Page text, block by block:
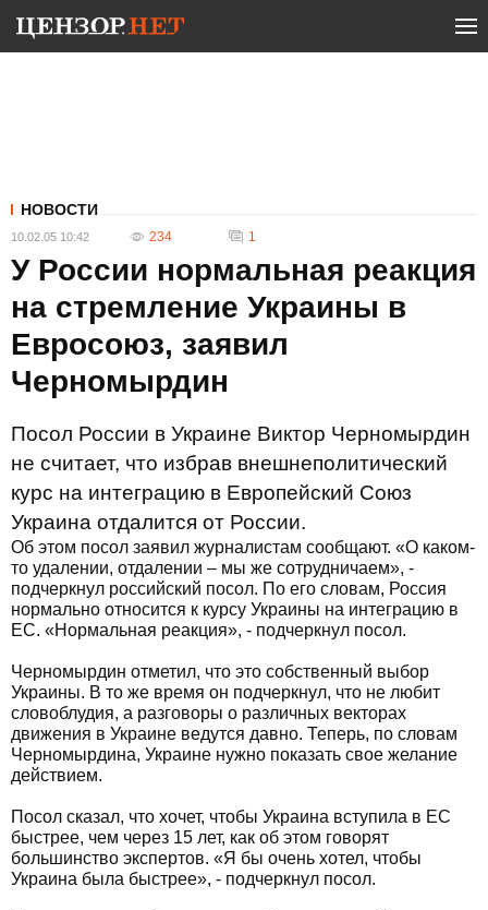
НОВОСТИ
10.02.05 10:42 234 1
У России нормальная реакция
на стремление Украины в
Евросоюз, заявил
Черномырдин
Посол России в Украине Виктор Черномырдин
не считает, что избрав внешнеполитический
курс на интеграцию в Европейский Союз
Украина отдалится от России.
Об этом посол заявил журналистам сообщают. «О каком-
то удалении, отдалении – мы же сотрудничаем», -
подчеркнул российский посол. По его словам, Россия
нормально относится к курсу Украины на интеграцию в
ЕС. «Нормальная реакция», - подчеркнул посол.
Черномырдин отметил, что это собственный выбор
Украины. В то же время он подчеркнул, что не любит
словоблудия, а разговоры о различных векторах
движения в Украине ведутся давно. Теперь, по словам
Черномырдина, Украине нужно показать свое желание
действием.
Посол сказал, что хочет, чтобы Украина вступила в ЕС
быстрее, чем через 15 лет, как об этом говорят
большинство экспертов. «Я бы очень хотел, чтобы
Украина была быстрее», - подчеркнул посол.